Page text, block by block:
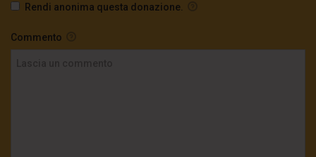
Rendi anonima questa donazione.
Commento